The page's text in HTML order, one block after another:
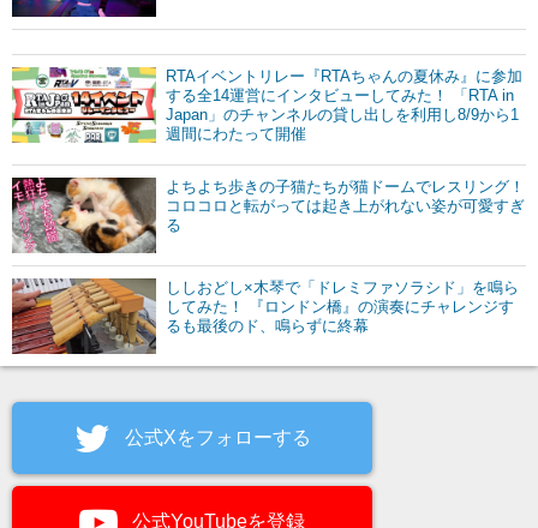
RTAイベントリレー『RTAちゃんの夏休み』に参加
する全14運営にインタビューしてみた！ 「RTA in
Japan」のチャンネルの貸し出しを利用し8/9から1
週間にわたって開催
よちよち歩きの子猫たちが猫ドームでレスリング！
コロコロと転がっては起き上がれない姿が可愛すぎ
る
ししおどし×木琴で「ドレミファソラシド」を鳴ら
してみた！ 『ロンドン橋』の演奏にチャレンジす
るも最後のド、鳴らずに終幕
公式Xをフォローする
公式YouTubeを登録